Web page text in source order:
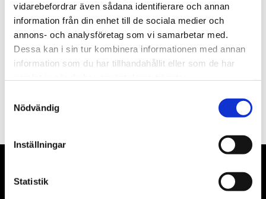
vidarebefordrar även sådana identifierare och annan
information från din enhet till de sociala medier och
annons- och analysföretag som vi samarbetar med.
Dessa kan i sin tur kombinera informationen med annan
information som du har tillhandahållit eller som de har
Nödvändig
Inställningar
Statistik
Nyhetsbrev
Dina personuppgifter behandlas i enlighet med vår integritetspolicy